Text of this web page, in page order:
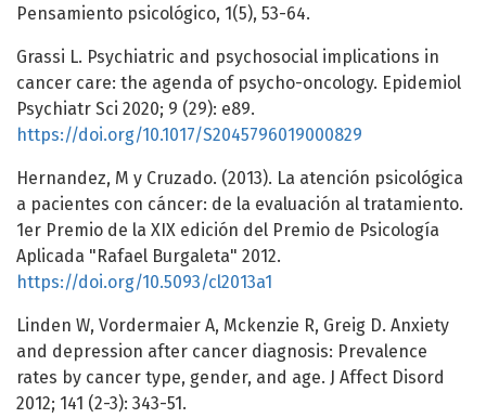
Pensamiento psicológico, 1(5), 53-64.
Grassi L. Psychiatric and psychosocial implications in
cancer care: the agenda of psycho-oncology. Epidemiol
Psychiatr Sci 2020; 9 (29): e89.
https://doi.org/10.1017/S2045796019000829
Hernandez, M y Cruzado. (2013). La atención psicológica
a pacientes con cáncer: de la evaluación al tratamiento.
1er Premio de la XIX edición del Premio de Psicología
Aplicada "Rafael Burgaleta" 2012.
https://doi.org/10.5093/cl2013a1
Linden W, Vordermaier A, Mckenzie R, Greig D. Anxiety
and depression after cancer diagnosis: Prevalence
rates by cancer type, gender, and age. J Affect Disord
2012; 141 (2-3): 343-51.